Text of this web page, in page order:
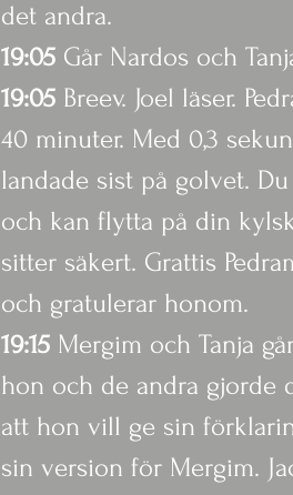
det andra.
19:05 Går Nardos och
19:05 Breev. Joel läser.
40 minuter. Med 0,3
landade sist på golvet.
och kan flytta på din
sitter säkert. Grattis
och gratulerar honom.
19:15 Mergim och Tanja
hon och de andra gjorde
att hon vill ge sin
sin version för Mergim.